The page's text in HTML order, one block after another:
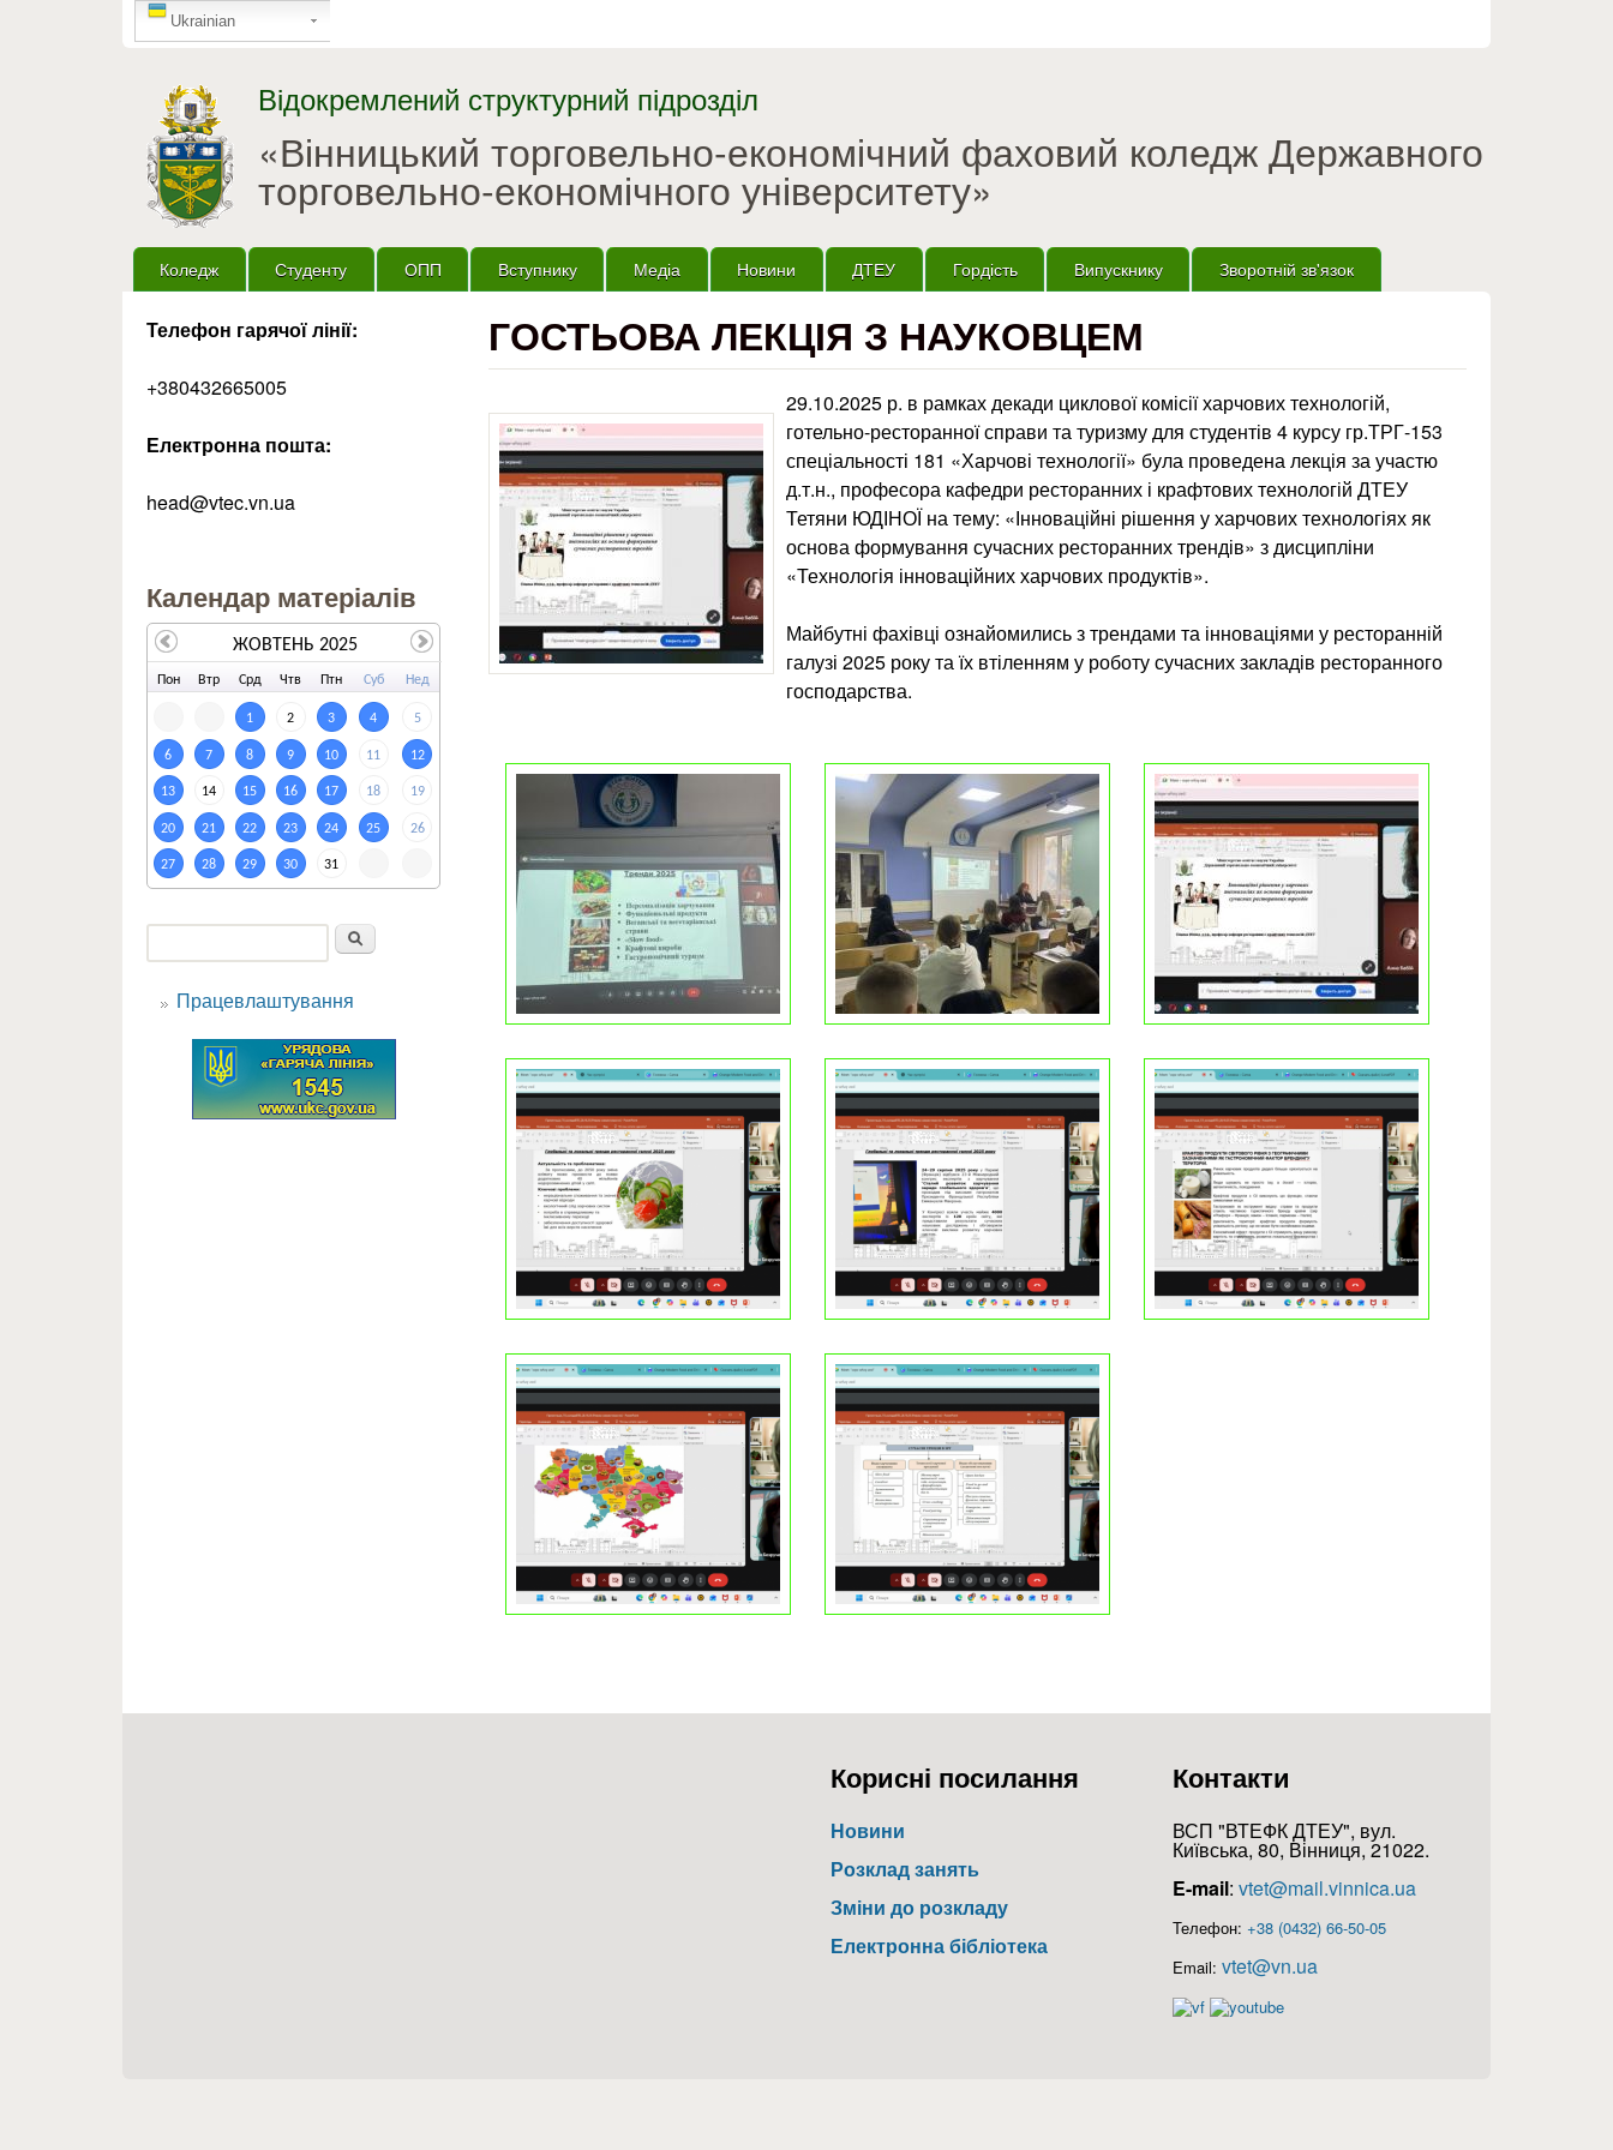
GTranslate
Ukrainian
Відокремлений структурний підрозділ
«Вінницький торговельно-економічний фаховий коледж Державного
торговельно-економічного університету»
Головне меню
Коледж Студенту ОПП Вступнику Медіа Новини ДТЕУ Гордість Випускнику Зворотній зв'язок
ГОСТЬОВА ЛЕКЦІЯ З НАУКОВЦЕМ
29.10.2025 р. в рамках декади циклової комісії харчових технологій,
готельно-ресторанної справи та туризму для студентів 4 курсу гр.ТРГ-153
спеціальності 181 «Харчові технології» була проведена лекція за участю
д.т.н., професора кафедри ресторанних і крафтових технологій ДТЕУ
Тетяни ЮДІНОЇ на тему: «Інноваційні рішення у харчових технологіях як
основа формування сучасних ресторанних трендів» з дисципліни
«Технологія інноваційних харчових продуктів».
Майбутні фахівці ознайомились з трендами та інноваціями у ресторанній
галузі 2025 року та їх втіленням у роботу сучасних закладів ресторанного
господарства.
Телефон гарячої лінії:
+380432665005
Електронна пошта:
head@vtec.vn.ua
Календар матеріалів
Пон Втр Срд Чтв Птн Суб Нед
1 2 3 4 5
6 7 8 9 10 11 12
13 14 15 16 17 18 19
20 21 22 23 24 25 26
27 28 29 30 31
ЖОВТЕНЬ 2025
Пошукова форма
Працевлаштування
Корисні посилання
Новини
Розклад занять
Зміни до розкладу
Електронна бібліотека
Контакти
ВСП "ВТЕФК ДТЕУ", вул.
Київська, 80, Вінниця, 21022.
E-mail: vtet@mail.vinnica.ua
Телефон: +38 (0432) 66-50-05
Email: vtet@vn.ua